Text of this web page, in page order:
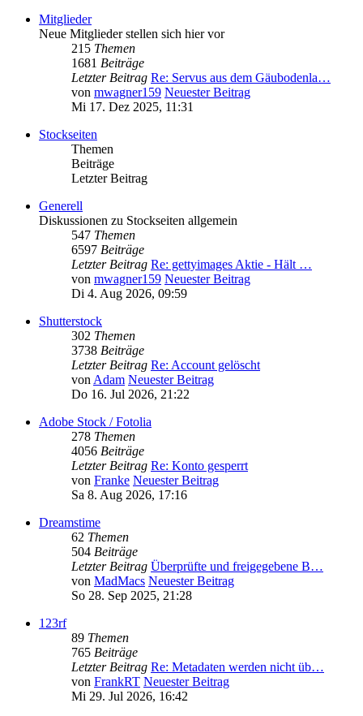
Mitglieder
Neue Mitglieder stellen sich hier vor
215 Themen
1681 Beiträge
Letzter Beitrag Re: Servus aus dem Gäubodenla…
von mwagner159 Neuester Beitrag
Mi 17. Dez 2025, 11:31
Stockseiten
Themen
Beiträge
Letzter Beitrag
Generell
Diskussionen zu Stockseiten allgemein
547 Themen
6597 Beiträge
Letzter Beitrag Re: gettyimages Aktie - Hält …
von mwagner159 Neuester Beitrag
Di 4. Aug 2026, 09:59
Shutterstock
302 Themen
3738 Beiträge
Letzter Beitrag Re: Account gelöscht
vonAdam Neuester Beitrag
Do 16. Jul 2026, 21:22
Adobe Stock / Fotolia
278 Themen
4056 Beiträge
Letzter Beitrag Re: Konto gesperrt
von Franke Neuester Beitrag
Sa 8. Aug 2026, 17:16
Dreamstime
62 Themen
504 Beiträge
Letzter Beitrag Überprüfte und freigegebene B…
von MadMacs Neuester Beitrag
So 28. Sep 2025, 21:28
123rf
89 Themen
765 Beiträge
Letzter Beitrag Re: Metadaten werden nicht üb…
von FrankRT Neuester Beitrag
Mi 29. Jul 2026, 16:42